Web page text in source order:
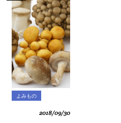
本人・日本企
業と政府の意
識の低さにあ
った！
よみもの
2018/09/30